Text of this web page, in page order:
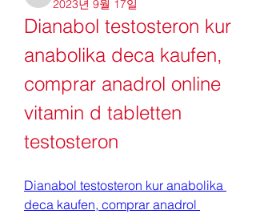
2023년 9월 17일
Dianabol testosteron kur
anabolika deca kaufen,
comprar anadrol online
vitamin d tabletten
testosteron
Dianabol testosteron kur anabolika
deca kaufen, comprar anadrol